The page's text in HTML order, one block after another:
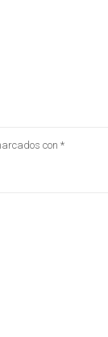
con *